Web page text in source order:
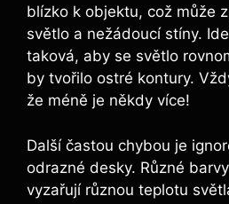
blízko k ⁤objektu, což může
‍světlo a nežádoucí stíny.
taková, aby se světlo‌
by tvořilo ostré kontury.⁤
že méně je někdy více!
Další častou chybou je
odrazné ​desky. Různé
vyzařují různou teplotu